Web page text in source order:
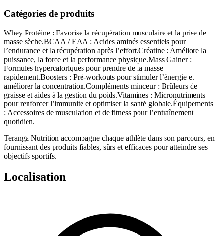
Catégories de produits
Whey Protéine : Favorise la récupération musculaire et la prise de
masse sèche.BCAA / EAA : Acides aminés essentiels pour
l’endurance et la récupération après l’effort.Créatine : Améliore la
puissance, la force et la performance physique.Mass Gainer:
Formules hypercaloriques pour prendre de la masse
rapidement.Boosters : Pré-workouts pour stimuler l’énergie et
améliorer la concentration.Compléments minceur: Brûleurs de
graisse et aides à la gestion du poids.Vitamines : Micronutriments
pour renforcer l’immunité et optimiser la santé globale.Équipements
: Accessoires de musculation et de fitness pour l’entraînement
quotidien.
Teranga Nutrition accompagne chaque athlète dans son parcours, en
fournissant des produits fiables, sûrs et efficaces pour atteindre ses
objectifs sportifs.
Localisation